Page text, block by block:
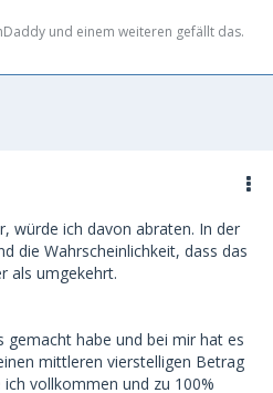
und einem weiteren gefällt das.
würde ich davon abraten. In der
die Wahrscheinlichkeit, dass das
als umgekehrt.
gemacht habe und bei mir hat es
mittleren vierstelligen Betrag
vollkommen und zu 100%